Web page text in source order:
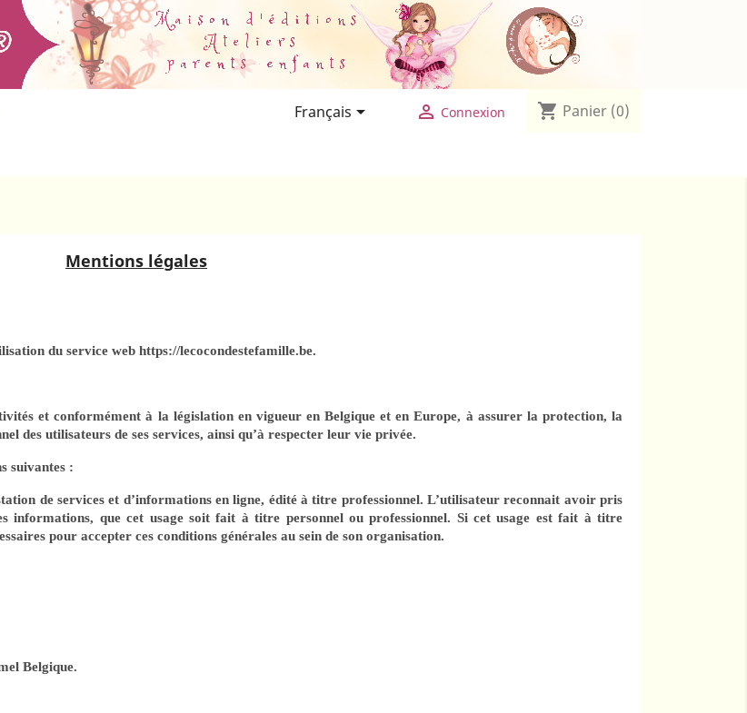
Français  Connexion shopping_cart Panier (0)

Mentions légales
du service web https://lecocondestefamille.be.
et conformément à la législation en vigueur en Belgique et en Europe, à assurer la protection, la
des utilisateurs de ses services, ainsi qu’à respecter leur vie privée.
suivantes :
de services et d’informations en ligne, édité à titre professionnel. L’utilisateur reconnait avoir pris
informations, que cet usage soit fait à titre personnel ou professionnel. Si cet usage est fait à titre
pour accepter ces conditions générales au sein de son organisation.
Belgique.